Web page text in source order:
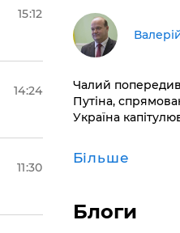
15:12
14:24
11:30
​Чалий
Путіна,
Україна
Більше
Блоги